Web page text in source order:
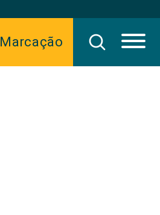
Marcação